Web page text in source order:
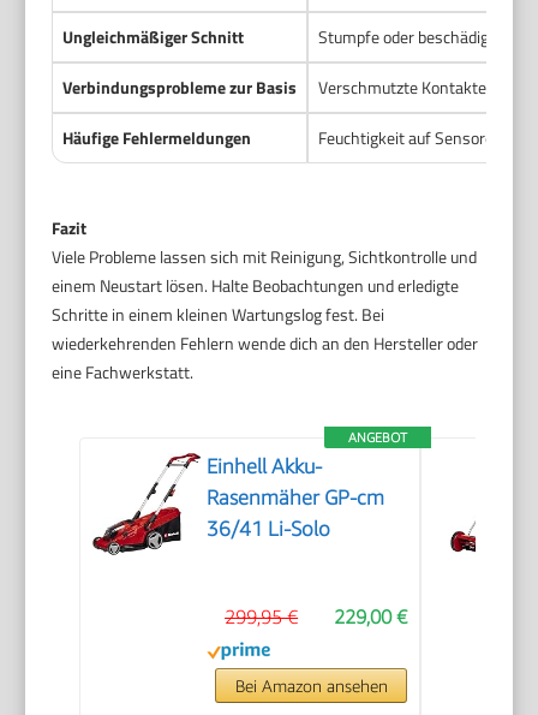
Ungleichmäßiger Schnitt
Stumpfe oder beschädigte
Verbindungsprobleme zur Basis
Verschmutzte Kontakte,
Häufige Fehlermeldungen
Feuchtigkeit auf Sensoren,
Fazit
Viele Probleme lassen sich mit Reinigung, Sichtkontrolle und
einem Neustart lösen. Halte Beobachtungen und erledigte
Schritte in einem kleinen Wartungslog fest. Bei
wiederkehrenden Fehlern wende dich an den Hersteller oder
eine Fachwerkstatt.
ANGEBOT
Einhell Akku-
Rasenmäher GP-cm
36/41 Li-Solo
229,00 €
299,95 €
Bei Amazon ansehen